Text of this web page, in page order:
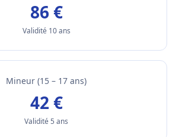
86 €
Validité 10 ans
Mineur (15 – 17 ans)
42 €
Validité 5 ans